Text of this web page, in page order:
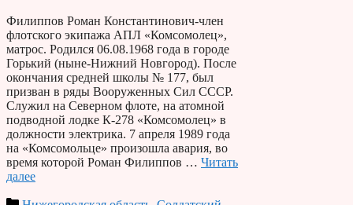
Филиппов Роман Константинович-член
флотского экипажа АПЛ «Комсомолец»,
матрос. Родился 06.08.1968 года в городе
Горький (ныне-Нижний Новгород). После
окончания средней школы № 177, был
призван в ряды Вооруженных Сил СССР.
Служил на Северном флоте, на атомной
подводной лодке К-278 «Комсомолец» в
должности электрика. 7 апреля 1989 года
на «Комсомольце» произошла авария, во
время которой Роман Филиппов … Читать
далее